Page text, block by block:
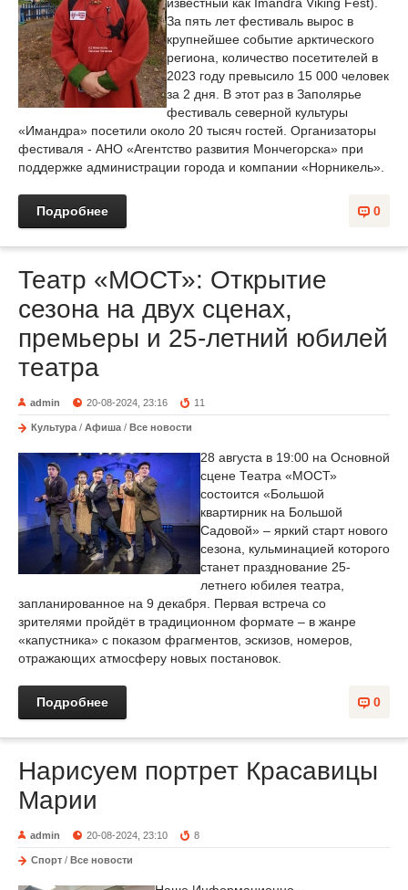
За пять лет фестиваль вырос в
крупнейшее событие арктического
региона, количество посетителей в
2023 году превысило 15 000 человек
за 2 дня. В этот раз в Заполярье
фестиваль северной культуры
«Имандра» посетили около 20 тысяч гостей. Организаторы
фестиваля - АНО «Агентство развития Мончегорска» при
поддержке администрации города и компании «Норникель».
0
Подробнее
Театр «МОСТ»: Открытие
сезона на двух сценах,
премьеры и 25-летний юбилей
театра
admin 20-08-2024, 23:16 11
Культура / Афиша / Все новости
28 августа в 19:00 на Основной
сцене Театра «МОСТ»
состоится «Большой
квартирник на Большой
Садовой» – яркий старт нового
сезона, кульминацией которого
станет празднование 25-
летнего юбилея театра,
запланированное на 9 декабря. Первая встреча со
зрителями пройдёт в традиционном формате – в жанре
«капустника» с показом фрагментов, эскизов, номеров,
отражающих атмосферу новых постановок.
0
Подробнее
Нарисуем портрет Красавицы
Марии
admin 20-08-2024, 23:10 8
Спорт / Все новости